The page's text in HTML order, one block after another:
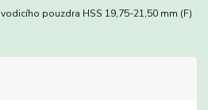
pouzdra HSS 19,75-21,50 mm (F)